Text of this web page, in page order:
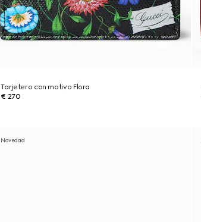
Tarjetero con motivo Flora
€ 270
Novedad